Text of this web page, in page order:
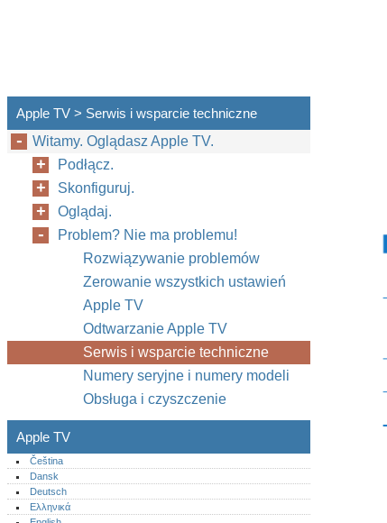
Apple TV > Serwis i wsparcie techniczne
Witamy. Oglądasz Apple TV.
Podłącz.
Skonfiguruj.
Oglądaj.
Problem? Nie ma problemu!
Rozwiązywanie problemów
Zerowanie wszystkich ustawień
Apple TV
Odtwarzanie Apple TV
Serwis i wsparcie techniczne
Numery seryjne i numery modeli
Obsługa i czyszczenie
Apple TV
Čeština
Dansk
Deutsch
Ελληνικά